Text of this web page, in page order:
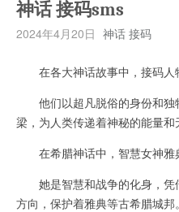
神话 接码sms
2024年4月20日 神话 接码
在各大神话故事中，接码人
他们以超凡脱俗的身份和独
梁，为人类传递着神秘的能量和
在希腊神话中，智慧女神雅
她是智慧和战争的化身，凭
方向，保护着雅典等古希腊城邦。